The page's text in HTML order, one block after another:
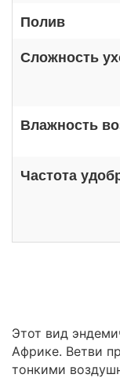
Полив
Сложность
Влажность
Частота
Этот вид
Африке. Ветви
тонкими